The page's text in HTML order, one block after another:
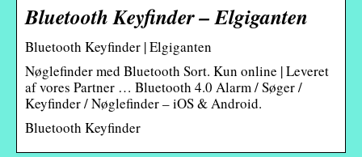
Bluetooth Keyfinder – Elgiganten
Bluetooth Keyfinder | Elgiganten
Nøglefinder med Bluetooth Sort. Kun online | Leveret
af vores Partner … Bluetooth 4.0 Alarm / Søger /
Keyfinder / Nøglefinder – iOS & Android.
Bluetooth Keyfinder